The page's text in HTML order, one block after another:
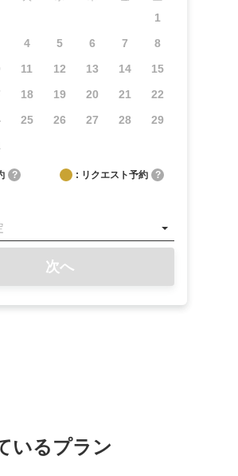
1
4 5 6 7
8
11 12 13 14
15
18 19 20 21
22
25 26 27 28
29
? : リクエスト予約 ?
次へ
いるプラン